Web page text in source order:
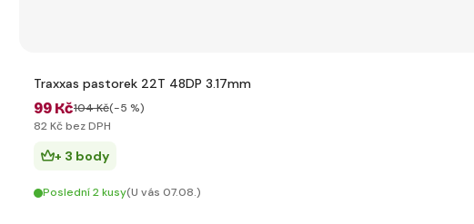
Traxxas pastorek 22T 48DP 3.17mm
99 Kč104 Kč(-5 %)
82 Kč bez DPH
+ 3 body
Poslední 2 kusy(U vás 07.08.)